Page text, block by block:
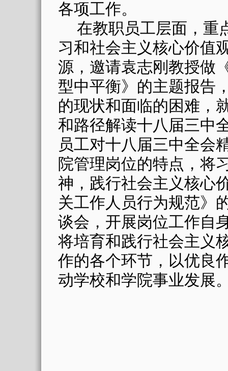
各项工作。
在教职员工层面，重
习和社会主义核心价值
源，邀请袁志刚教授做
型中平衡》的主题报告
的现状和面临的困难，
和路径解读十八届三中
员工对十八届三中全会
院管理岗位的特点，将
神，践行社会主义核心
关工作人员行为规范》
谈会，开展岗位工作自
将培育和践行社会主义
作的各个环节，以优良
动学校和学院事业发展